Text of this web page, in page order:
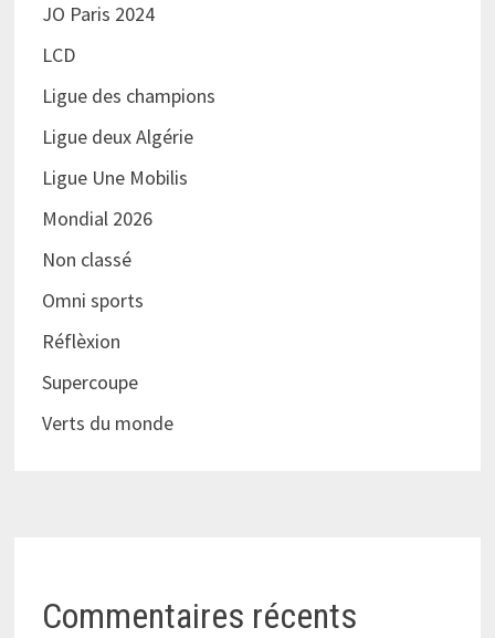
JO Paris 2024
LCD
Ligue des champions
Ligue deux Algérie
Ligue Une Mobilis
Mondial 2026
Non classé
Omni sports
Réflèxion
Supercoupe
Verts du monde
Commentaires récents